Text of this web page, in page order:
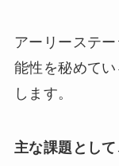
アーリーステ
能性を秘めて
します。
主な課題とし